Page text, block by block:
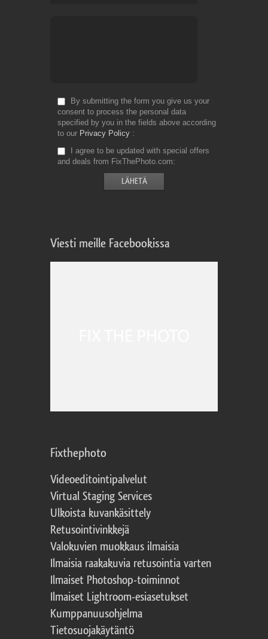
By submitting the form you give us your
consent to process the personal data
specified by you in the fields above according
to our Privacy Policy
I agree to be updated with special offers
and deals from FixThePhoto.com
Viesti meille Facebookissa
Fixthephoto
Videoeditointipalvelut
Virtual Staging Services
Ulkoista kuvankäsittely
Retusointivinkkejä
Valokuvien muokkaus ilmaisia
Ilmaisia raakakuvia retusointia varten
Ilmaiset Photoshop-toiminnot
Ilmaiset Lightroom-esiasetukset
Kumppanuusohjelma
Tietosuojakäytäntö